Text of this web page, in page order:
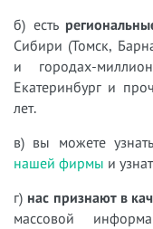
б) есть
Сибири (Томск,
и городах-
Екатеринбург и
лет.
в) вы можете узнать
нашей фирмы и
г) нас признают в
массовой